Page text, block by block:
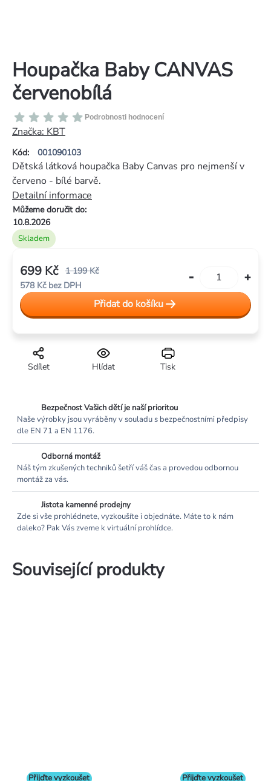
Houpačka Baby CANVAS
červenobílá
Kód: 001090103
Průměrné
hodnocení
produktu
je
0,0
z
5
hvězdiček.
Podrobnosti hodnocení
Značka: KBT
Skladem
Můžeme doručit do:
10.8.2026
Dětská látková houpačka Baby Canvas pro nejmenší v
červeno - bílé barvě.
Detailní informace
Tisk
Hlídat
Sdílet
1 199 Kč
699 Kč
578 Kč bez DPH
Měrná
cena:
Přidat do košíku
Bezpečnost Vašich dětí je naší prioritou
Naše výrobky jsou vyráběny v souladu s bezpečnostními předpisy
dle EN 71 a EN 1176.
Odborná montáž
Náš tým zkušených techniků šetří váš čas a provedou odbornou
montáž za vás.
Jistota kamenné prodejny
Zde si vše prohlédnete, vyzkoušíte i objednáte. Máte to k nám
daleko? Pak Vás zveme k virtuální prohlídce.
Související produkty
Přijďte vyzkoušet
Přijďte vyzkoušet